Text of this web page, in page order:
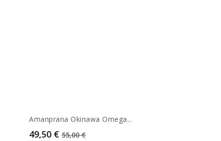
Amanprana Okinawa Omega...
Prix
49,50 € Prix de base
55,00 €